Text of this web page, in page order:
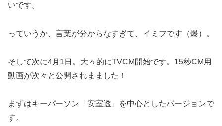
いです。
っていうか、言葉が分からなすぎて、イミフです（爆）。
そして次に4月1日。大々的にTVCM開始です。15秒CM用
動画が次々と公開されまました！
まずはキーパーソン「安室透」を中心としたバージョンで
す。